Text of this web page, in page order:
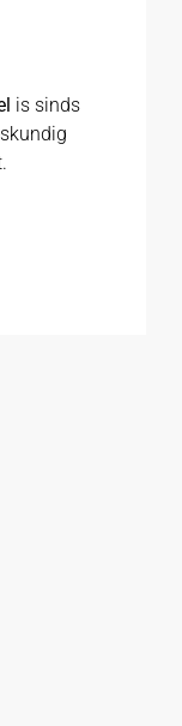
is sinds